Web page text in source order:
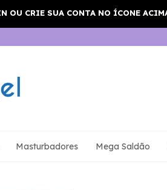
Masturbadores Mega Saldão